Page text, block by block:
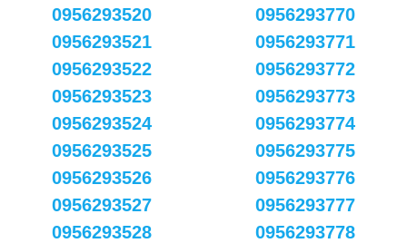
0956293520
0956293521
0956293522
0956293523
0956293524
0956293525
0956293526
0956293527
0956293528
0956293770
0956293771
0956293772
0956293773
0956293774
0956293775
0956293776
0956293777
0956293778